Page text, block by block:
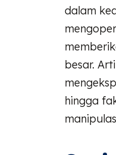
dalam
besar.
hingga